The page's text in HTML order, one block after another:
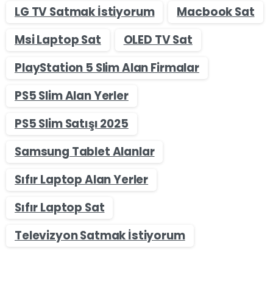
LG TV Satmak İstiyorum
Macbook Sat
Msi Laptop Sat
OLED TV Sat
PlayStation 5 Slim Alan Firmalar
PS5 Slim Alan Yerler
PS5 Slim Satışı 2025
Samsung Tablet Alanlar
Sıfır Laptop Alan Yerler
Sıfır Laptop Sat
Televizyon Satmak İstiyorum